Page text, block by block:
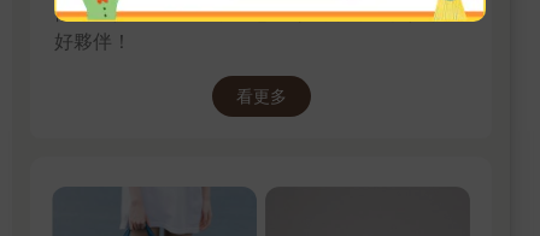
情緒總是有上有下，喜怒哀樂的小可愛們是你的
好夥伴！
看更多